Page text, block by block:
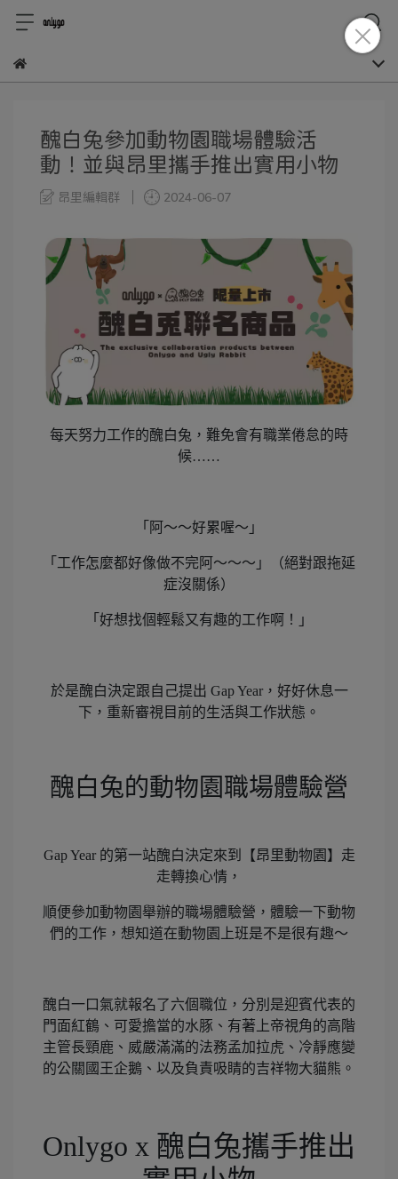
醜白兔參加動物園職場體驗活
動！並與昂里攜手推出實用小物
昂里編輯群 2024-06-07
每天努力工作的醜白兔，難免會有職業倦怠的時
候……
「阿～～好累喔～」
「工作怎麼都好像做不完阿～～～」（絕對跟拖延
症沒關係）
「好想找個輕鬆又有趣的工作啊！」
於是醜白決定跟自己提出 Gap Year，好好休息一
下，重新審視目前的生活與工作狀態。
醜白兔的動物園職場體驗營
Gap Year 的第一站醜白決定來到【昂里動物園】走
走轉換心情，
順便參加動物園舉辦的職場體驗營，體驗一下動物
們的工作，想知道在動物園上班是不是很有趣～
醜白一口氣就報名了六個職位，分別是迎賓代表的
門面紅鶴、可愛擔當的水豚、有著上帝視角的高階
主管長頸鹿、威嚴滿滿的法務孟加拉虎、冷靜應變
的公關國王企鵝、以及負責吸睛的吉祥物大貓熊。
Onlygo x 醜白兔攜手推出